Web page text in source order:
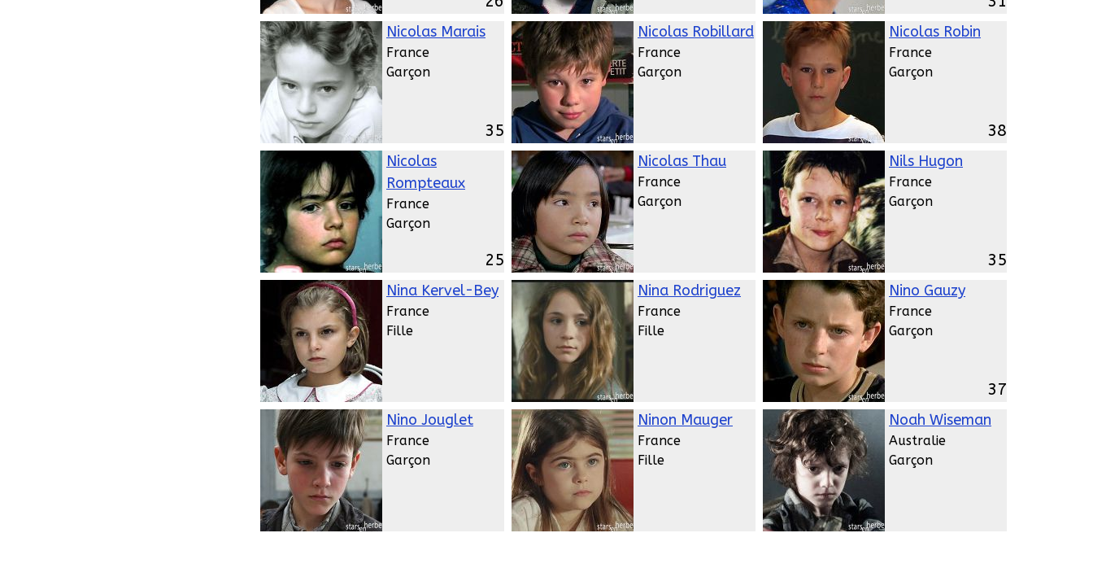
Nicolas Marais
France
Garçon
35
Nicolas Robillard
France
Garçon
Nicolas Robin
France
Garçon
38
Nicolas
Rompteaux
France
Garçon
25
Nicolas Thau
France
Garçon
Nils Hugon
France
Garçon
35
Nina Kervel-Bey
France
Fille
Nina Rodriguez
France
Fille
Nino Gauzy
France
Garçon
37
Nino Jouglet
France
Garçon
Ninon Mauger
France
Fille
Noah Wiseman
Australie
Garçon